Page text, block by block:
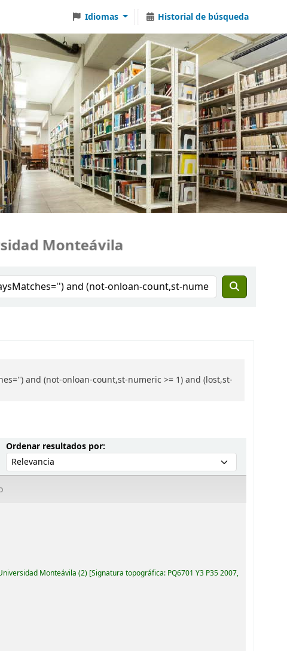
Idiomas Historial de búsqueda
Monteávila
and (not-onloan-count,st-numeric >= 1) and (lost,st-
Ordenar resultados por:Ordenar por:
Monteávila (2) Signatura topográfica: PQ6701 Y3 P35 2007,